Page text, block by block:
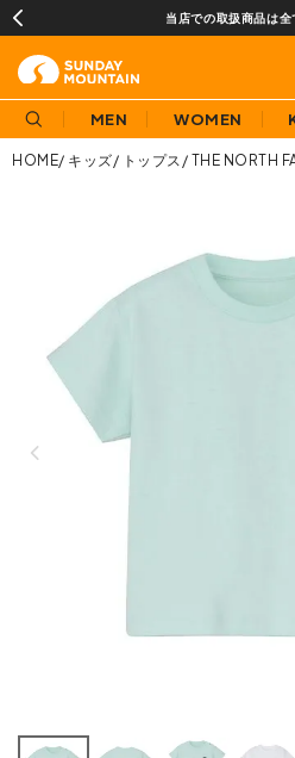
当店での取扱商品は全
MEN WOMEN
HOME キッズ トップス THE NORTH